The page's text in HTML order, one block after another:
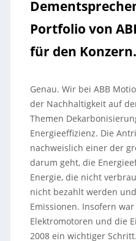
Portfolio von
für den Konzern.
Genau. Wir bei ABB
der Nachhaltigkeit auf
Themen
Energieeffizienz. Die
nachweislich einer der
darum geht, die
Energie, die nicht
nicht bezahlt werden
Emissionen. Insofern
Elektromotoren und die
2008 ein wichtiger